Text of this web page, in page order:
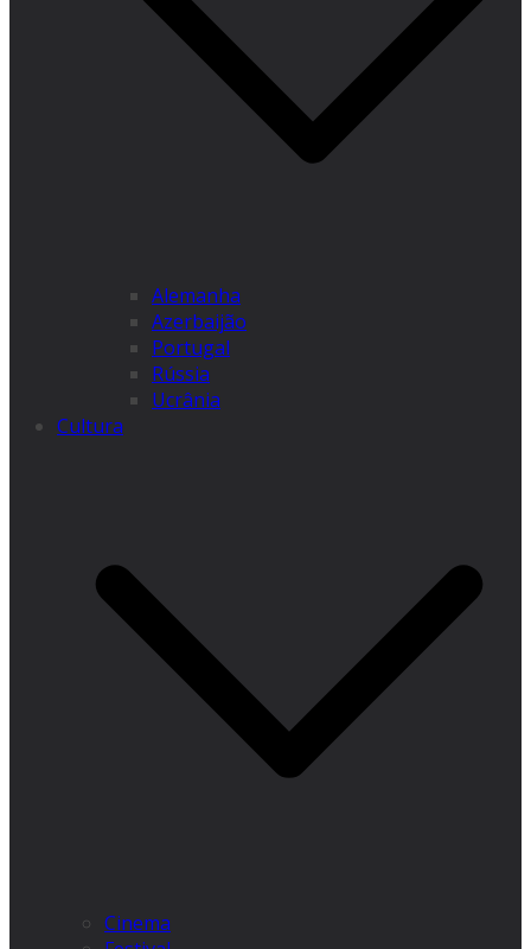
Alemanha
Azerbaijão
Portugal
Rússia
Ucrânia
Cultura
Cinema